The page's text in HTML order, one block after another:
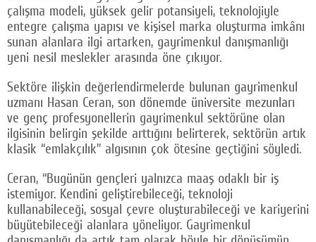
çalışma modeli, yüksek gelir potansiyeli, teknolojiyle
entegre çalışma yapısı ve kişisel marka oluşturma imkânı
sunan alanlara ilgi artarken, gayrimenkul danışmanlığı
yeni nesil meslekler arasında öne çıkıyor.
Sektöre ilişkin değerlendirmelerde bulunan gayrimenkul
uzmanı Hasan Ceran, son dönemde üniversite mezunları
ve genç profesyonellerin gayrimenkul sektörüne olan
ilgisinin belirgin şekilde arttığını belirterek, sektörün artık
klasik “emlakçılık” algısının çok ötesine geçtiğini söyledi.
Ceran, “Bugünün gençleri yalnızca maaş odaklı bir iş
istemiyor. Kendini geliştirebileceği, teknoloji
kullanabileceği, sosyal çevre oluşturabileceği ve kariyerini
büyütebileceği alanlara yöneliyor. Gayrimenkul